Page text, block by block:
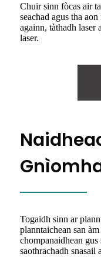
Chuir sinn fòcas air
seachad agus tha
againn, tàthadh laser
laser.
Togaidh sinn ar
planntaichean san
chompanaidhean
saothrachadh snasail